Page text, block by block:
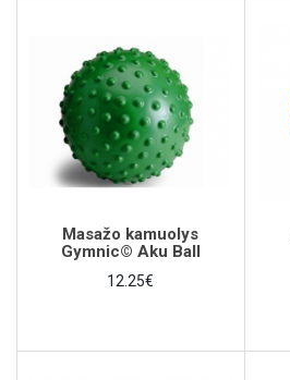
Masažo kamuolys
Gymnic© Aku Ball
12.25€